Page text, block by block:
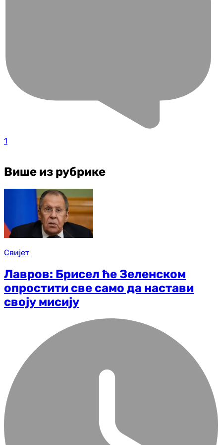
1
Више из рубрике
Свијет
Лавров: Брисел ће Зеленском
опростити све само да настави
своју мисију